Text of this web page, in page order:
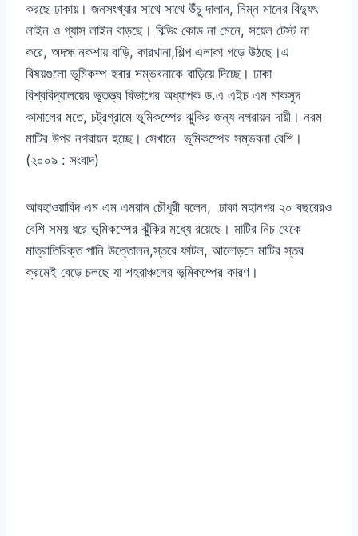
করছে ঢাকায়। জনসংখ্যার সাথে সাথে উঁচু দালান, নিম্ন মানের বিদ্যুৎ
লাইন ও গ্যাস লাইন বাড়ছে। বিল্ডিং কোড না মেনে, সয়েল টেস্ট না
করে, অদক্ষ নকশায় বাড়ি, কারখানা,শিল্প এলাকা গড়ে উঠছে।এ
বিষয়গুলো ভূমিকম্প হবার সম্ভবনাকে বাড়িয়ে দিচ্ছে। ঢাকা
বিশ্ববিদ্যালয়ের ভূতত্ত্ব বিভাগের অধ্যাপক ড.এ এইচ এম মাকসুদ
কামালের মতে, চট্রগ্রামে ভূমিকম্পের ঝুকির জন্য নগরায়ন দায়ী। নরম
মাটির উপর নগরায়ন হচ্ছে। সেখানে ভূমিকম্পের সম্ভবনা বেশি।
(২০০৯ : সংবাদ)
আবহাওয়াবিদ এম এম এমরান চৌধুরী বলেন, ঢাকা মহানগর ২০ বছরেরও
বেশি সময় ধরে ভূমিকম্পের ঝুঁকির মধ্যে রয়েছে। মাটির নিচ থেকে
মাত্রাতিরিক্ত পানি উত্তোলন,স্তরে ফাটল, আলোড়নে মাটির স্তর
ক্রমেই বেড়ে চলছে যা শহরাঞ্চলের ভূমিকম্পের কারণ।